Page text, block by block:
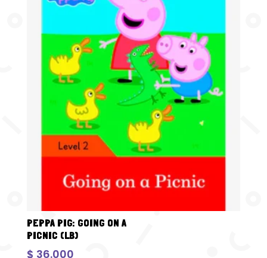
PEPPA PIG: GOING ON A
PICNIC (LB)
$ 36.000